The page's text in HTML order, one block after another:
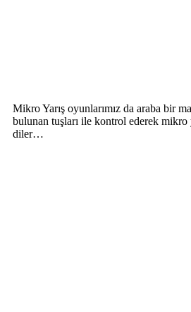
Mikro Yarış oyunlarımız da araba bir
bulunan tuşları ile kontrol ederek
diler…